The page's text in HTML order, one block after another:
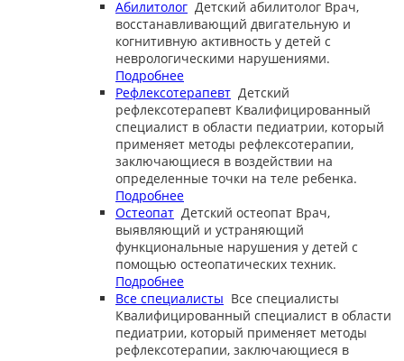
Абилитолог Детский абилитолог Врач,
восстанавливающий двигательную и
когнитивную активность у детей с
неврологическими нарушениями.
Подробнее
Рефлексотерапевт Детский
рефлексотерапевт Квалифицированный
специалист в области педиатрии, который
применяет методы рефлексотерапии,
заключающиеся в воздействии на
определенные точки на теле ребенка.
Подробнее
Остеопат Детский остеопат Врач,
выявляющий и устраняющий
функциональные нарушения у детей с
помощью остеопатических техник.
Подробнее
Все специалисты Все специалисты
Квалифицированный специалист в области
педиатрии, который применяет методы
рефлексотерапии, заключающиеся в